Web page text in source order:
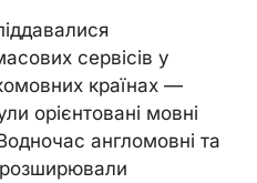
сервісів у
країнах —
орієнтовані мовні
англомовні та